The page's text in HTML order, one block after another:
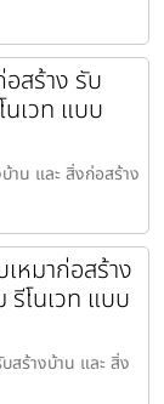
สร้าง รับ
เวท แบบ
าน และ สิ่งก่อสร้าง
หมาก่อสร้าง
โนเวท แบบ
สร้างบ้าน และ สิ่ง